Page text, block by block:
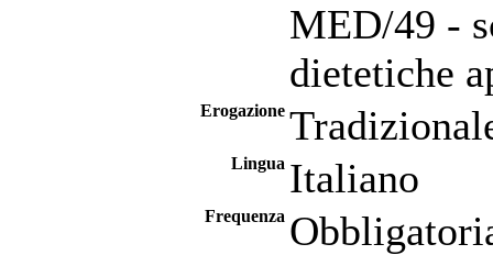
MED/49 -
dietetiche
Erogazione
Lingua Italiano
Frequenza